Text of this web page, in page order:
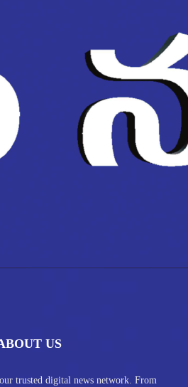
US
trusted digital news network. From